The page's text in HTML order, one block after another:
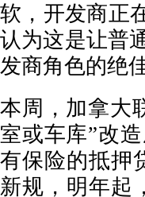
软，开发商正
认为这是让普
发商角色的绝
本周，加拿大
室或车库”改
有保险的抵押
新规，明年起